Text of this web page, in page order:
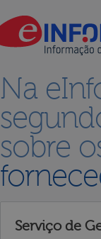
Na
sobre
Serviço de